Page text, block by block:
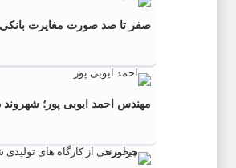
صفر تا صد صورت مغایرت بانکی
مهندس احمد ایوبی ‌پور؛ شهروند